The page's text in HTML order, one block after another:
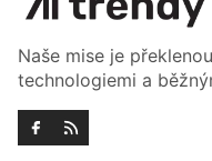
Naše mise je
technologiemi a